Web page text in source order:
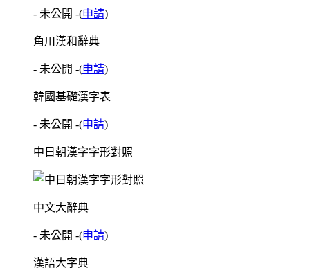
- 未公開 -(申請)
角川漢和辭典
- 未公開 -(申請)
韓國基礎漢字表
- 未公開 -(申請)
中日朝漢字字形對照
中文大辭典
- 未公開 -(申請)
漢語大字典